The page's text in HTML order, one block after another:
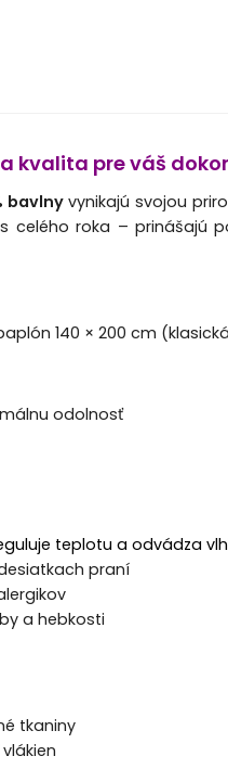
kvalita pre váš
bavlny vynikajú svojou
celého roka – prinášajú
140 × 200 cm
odolnosť
teplotu a odvádza
praní
a hebkosti
tkaniny